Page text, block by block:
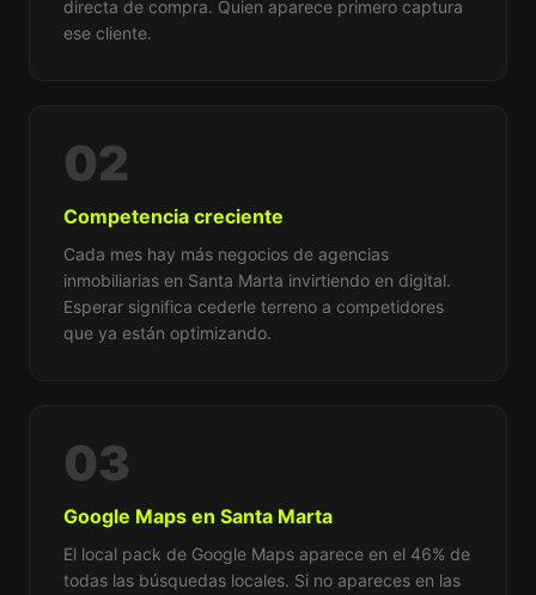
directa de compra. Quien aparece primero captura
ese cliente.
02
Competencia creciente
Cada mes hay más negocios de agencias
inmobiliarias en Santa Marta invirtiendo en digital.
Esperar significa cederle terreno a competidores
que ya están optimizando.
03
Google Maps en Santa Marta
El local pack de Google Maps aparece en el 46% de
todas las búsquedas locales. Si no apareces en las